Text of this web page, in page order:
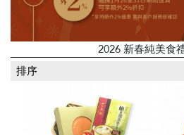
2026 新春純美食
排序